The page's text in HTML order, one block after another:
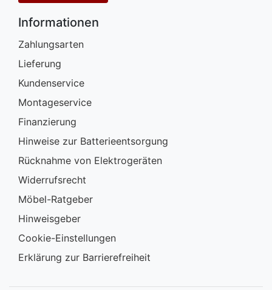
Informationen
Zahlungsarten
Lieferung
Kundenservice
Montageservice
Finanzierung
Hinweise zur Batterieentsorgung
Rücknahme von Elektrogeräten
Widerrufsrecht
Möbel-Ratgeber
Hinweisgeber
Cookie-Einstellungen
Erklärung zur Barrierefreiheit